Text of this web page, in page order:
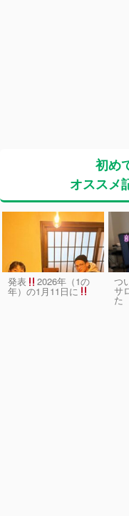
初め
オススメ
発表 2026年（1の
年）の1月11日に
つ
サ
た